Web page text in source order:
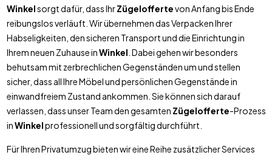
Winkelsorgt dafür, dass IhrZügeloffertevon Anfang bis Ende
reibungslos verläuft. Wir übernehmen das Verpacken Ihrer
Habseligkeiten, den sicheren Transport und die Einrichtung in
Ihrem neuen Zuhause inWinkel . Dabei gehen wir besonders
behutsam mit zerbrechlichen Gegenständen um und stellen
sicher, dass all Ihre Möbel und persönlichen Gegenstände in
einwandfreiem Zustand ankommen. Sie können sich darauf
verlassen, dass unser Team den gesamten Zügelofferte-Prozess
inWinkelprofessionell und sorgfältig durchführt.
Für Ihren Privatumzug bieten wir eine Reihe zusätzlicher Services